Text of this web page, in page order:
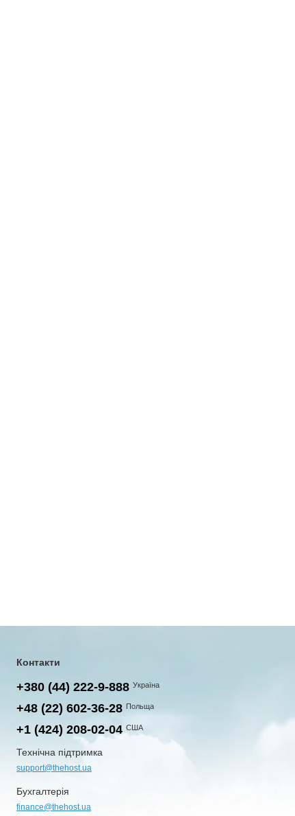
Контакти
+380 (44) 222-9-888 Україна
+48 (22) 602-36-28 Польща
+1 (424) 208-02-04 США
Технічна підтримка
support@thehost.ua
Бухгалтерія
finance@thehost.ua